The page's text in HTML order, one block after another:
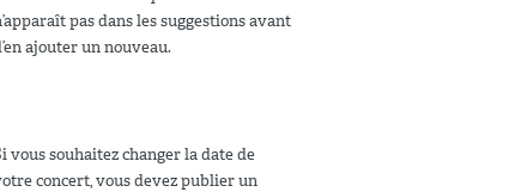
pas dans les suggestions avant
ajouter un nouveau.
vous souhaitez changer la date de
concert, vous devez publier un